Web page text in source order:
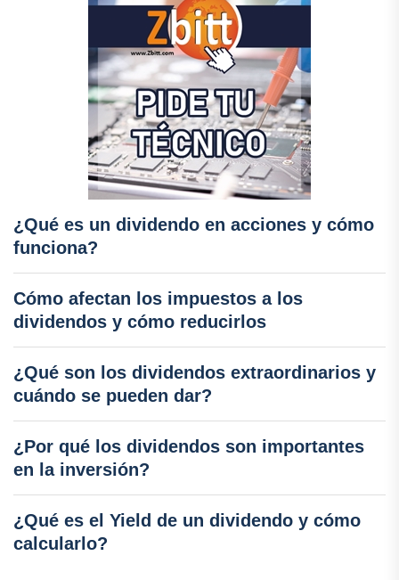
¿Qué es un dividendo en acciones y cómo
funciona?
Cómo afectan los impuestos a los
dividendos y cómo reducirlos
¿Qué son los dividendos extraordinarios y
cuándo se pueden dar?
¿Por qué los dividendos son importantes
en la inversión?
¿Qué es el Yield de un dividendo y cómo
calcularlo?